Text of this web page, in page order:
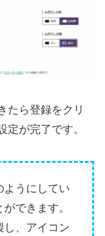
たら登録をクリ
定が完了です。
ようにしてい
できます。
し、アイコン